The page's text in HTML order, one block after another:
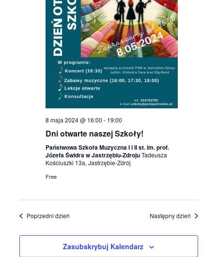
8 maja 2024 @ 16:00 - 19:00
Dni otwarte naszej Szkoły!
Państwowa Szkoła Muzyczna I i II st. im. prof.
Józefa Świdra w Jastrzębiu-ZdrojuTadeusza
Kościuszki 13a, Jastrzębie-Zdrój
Free
Poprzedni dzień Następny dzień
Zasubskrybuj Kalendarz